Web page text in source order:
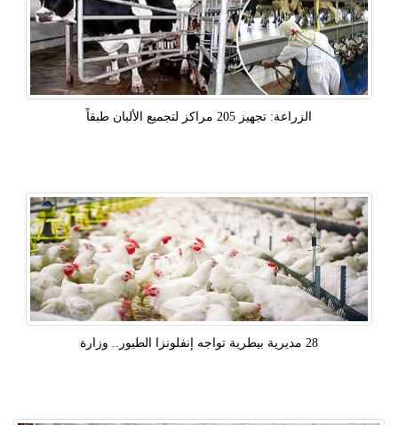
الزراعة: تجهيز 205 مراكز لتجميع الألبان طبقاً
28 مديرية بيطرية تواجه إنفلونزا الطيور.. وزارة